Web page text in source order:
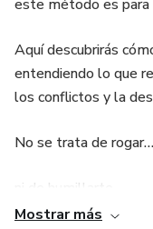
este método es para
Aquí descubrirás
entendiendo lo que
los conflictos y la
No se trata de rogar…
ni de humillarte…
Mostrar más